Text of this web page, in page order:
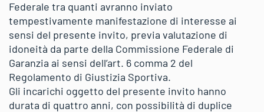
Federale tra quanti avranno inviato
tempestivamente manifestazione di interesse ai
sensi del presente invito, previa valutazione di
idoneità da parte della Commissione Federale di
Garanzia ai sensi dell’art. 6 comma 2 del
Regolamento di Giustizia Sportiva.
Gli incarichi oggetto del presente invito hanno
durata di quattro anni, con possibilità di duplice